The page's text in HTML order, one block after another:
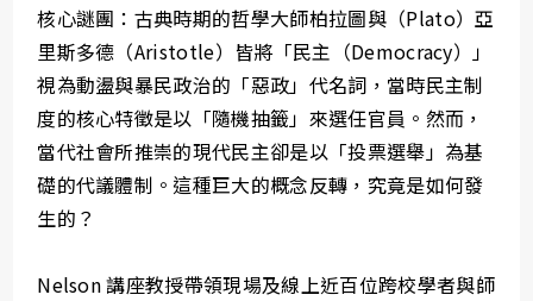
核心謎團：古典時期的哲學大師柏拉圖與（Plato）亞
里斯多德（Aristotle）皆將「民主（Democracy）」
視為動盪與暴民政治的「惡政」代名詞，當時民主制
度的核心特徵是以「隨機抽籤」來選任官員。然而，
當代社會所推崇的現代民主卻是以「投票選舉」為基
礎的代議體制。這種巨大的概念反轉，究竟是如何發
生的？
Nelson 講座教授帶領現場及線上近百位跨校學者與師